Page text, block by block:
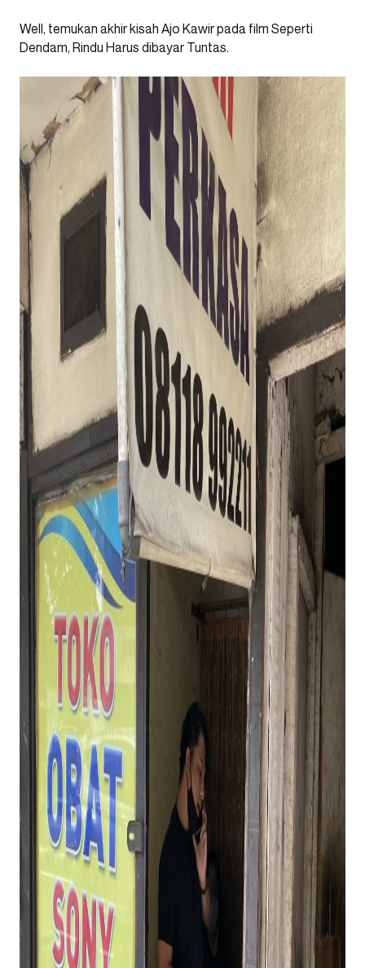
Well, temukan akhir kisah Ajo Kawir pada film Seperti
Dendam, Rindu Harus dibayar Tuntas.